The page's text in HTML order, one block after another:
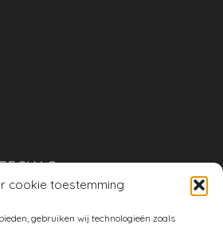
cookie toestemming
gebruiken wij technologieën zoals